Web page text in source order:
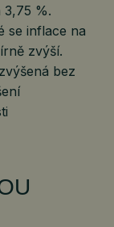
3,75 %.
se inflace na
zvýší.
bez